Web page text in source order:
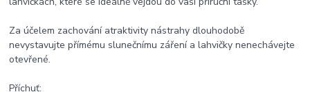
Za účelem zachování atraktivity nástrahy dlouhodobě
nevystavujte přímému slunečnímu záření a lahvičky nenechávejte
otevřené.
Příchuť: